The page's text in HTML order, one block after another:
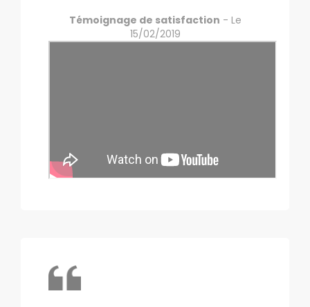
Témoignage de satisfaction - Le
15/02/2019